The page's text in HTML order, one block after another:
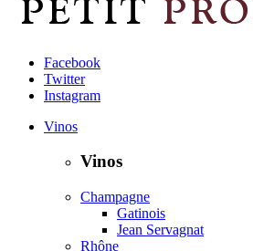
Facebook
Twitter
Instagram
Vinos
Vinos
Champagne
Gatinois
Jean Servagnat
Rhône